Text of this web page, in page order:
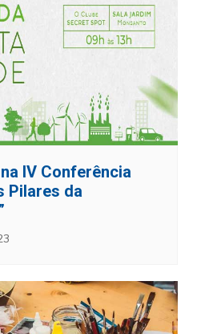
IV Conferência
Pilares da